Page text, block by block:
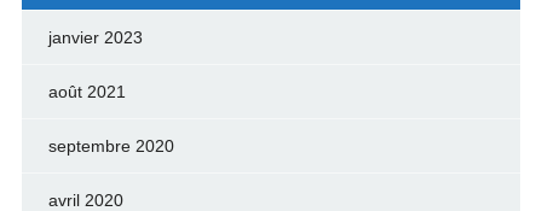
janvier 2023
août 2021
septembre 2020
avril 2020